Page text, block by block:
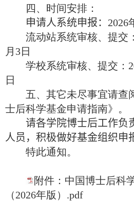
四、时间安排：
申请人系统申报： 2026
流动站系统审核、提交：
月 3日
学校系统审核、提交：
日
五、其它未尽事宜请查
士后科学基金申请指南》。
请各学院博士后工作负
人员，积极做好基金组织申
特此通知。
附件：中国博士后科
（2026年版）.pdf